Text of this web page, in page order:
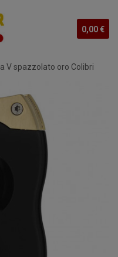
0,00 €
V spazzolato oro Colibri